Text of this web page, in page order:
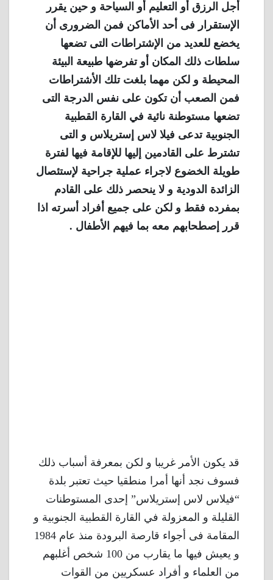
أجل الرزق أو التعليم أو السياحة و حين يقرر
الإستقرار فى أحد الأماكن فمن الضرورى أن
يخضع للعديد من الإشتراطات التى تضعها
سلطات ذلك المكان أو تفرضها طبيعة البيئة
المحيطة و لكن مهما بلغت تلك الأشتراطات
فمن الصعب أن تكون على نفس الدرجة التى
تضعها مستوطنة نائية في القارة القطبية
الجنوبية تدعى فيلا لاس إستريلاس و التى
تشترط على القادمين إليها للإقامة فيها لفترة
طويلة الخضوع لاجراء عملية جراحية لإستئصال
الزائدة الدودية و لا ينحصر ذلك على القادم
بمفرده فقط و لكن على جميع أفراد أسرته اذا
قرر إصطحابهم معه بما فيهم الأطفال .
قد يكون الأمر غريبا و لكن بمعرفة أسباب ذلك
فسوف نجد أنها أمرا منطقيا حيث تعتبر بلدة
“فيلاس لاس إستريلاس” إحدى المستوطنات
القليلة و المعزولة في القارة القطبية الجنوبية و
المقامة فى أجواء قارصة البرودة منذ عام 1984
و يعيش فيها ما يقارب من 100 شخص أغلبهم
من العلماء و أفراد عسكريين من القوات